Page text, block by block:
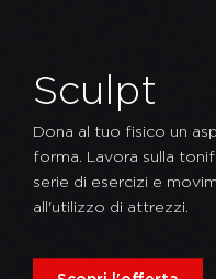
Sculpt
Dona al tuo fisico un
forma. Lavora sulla
serie di esercizi e
all'utilizzo di attrezzi.